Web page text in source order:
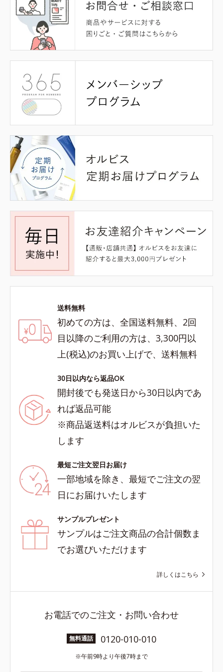
送料無料
初めての方は、全国送料無料、2回
目以降のご利用の方は、3,300円以
上(税込)のお買い上げで、送料無料
30日以内なら返品OK
開封後でも発送日から30日以内であ
れば返品可能
※商品返送料はオルビスが負担いた
します
最短ご注文翌日お届け
一部地域を除き、最短でご注文の翌
日にお届けいたします
サンプルプレゼント
サンプルはご注文商品の合計個数ま
でお選びいただけます
詳しくはこちら
お電話でのご注文・お問い合わせ
無料通話 0120-010-010
午前9時より午後7時まで